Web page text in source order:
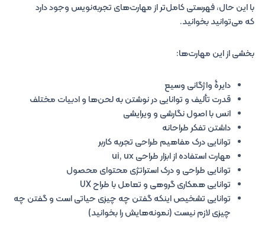
با این حال، فهرستی کامل‌تر از مهارت‌های تجربه‌نویس وجود دارد
که می‌توانید بخوانید.
بخشی از این مهارت‌ها:
دایرۀ واژگانی وسیع
قدرت تألیف و توانایی در نوشتن به لحن‌ها و ادبیات مختلف
انس با اصول نگارشی و ویرایشی
داشتن تفکر طراحانه
توانایی درک مفاهیم طراحی تجربه کاربر
مهارت استفاده از ابزار طراحی ui, ux
توانایی طراحی و درک استراتژی محتوای محصول
توانایی همکاری گروهی و تعامل با طراح UX
توانایی تشخیص اینکه گفتن چه چیزی حیاتی است و گفتن چه
چیزی لازم نیست (نمونه‌هایش را بخوانید)